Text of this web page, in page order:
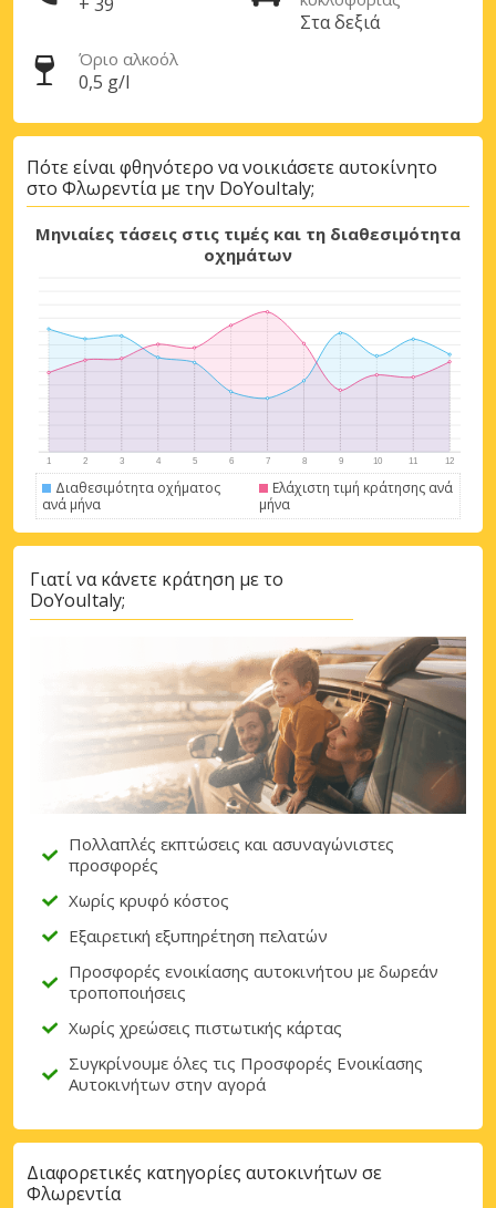
Στα δεξιά
Όριο αλκοόλ
0,5 g/l
Πότε είναι φθηνότερο να νοικιάσετε αυτοκίνητο
στο Φλωρεντία με την DoYouItaly;
Μηνιαίες τάσεις στις τιμές και τη διαθεσιμότητα
οχημάτων
Διαθεσιμότητα οχήματος
ανά μήνα
Ελάχιστη τιμή κράτησης ανά
μήνα
Γιατί να κάνετε κράτηση με το
DoYouItaly;
Πολλαπλές εκπτώσεις και ασυναγώνιστες
προσφορές
Χωρίς κρυφό κόστος
Εξαιρετική εξυπηρέτηση πελατών
Προσφορές ενοικίασης αυτοκινήτου με δωρεάν
τροποποιήσεις
Χωρίς χρεώσεις πιστωτικής κάρτας
Συγκρίνουμε όλες τις Προσφορές Ενοικίασης
Αυτοκινήτων στην αγορά
Διαφορετικές κατηγορίες αυτοκινήτων σε
Φλωρεντία